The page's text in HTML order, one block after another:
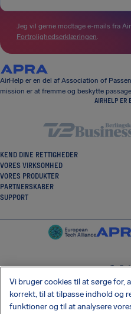
Jeg vil gerne modtage e-mails fra
Fortrolighedserklæringen.
AirHelp er en del af Association of
mission er at fremme og beskytte
AIRHELP ER
KEND DINE RETTIGHEDER
VORES VIRKSOMHED
VORES PRODUKTER
PARTNERSKABER
SUPPORT
HENT
Vi bruger cookies til at sørge for,
korrekt, til at tilpasse indhold og
funktioner og til at analysere